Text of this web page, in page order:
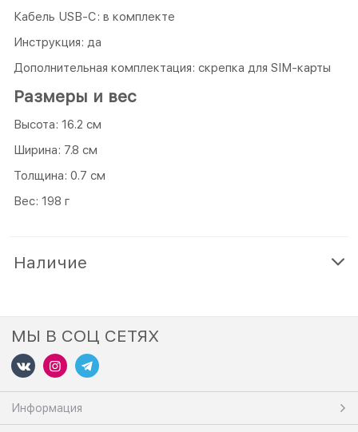
Кабель USB-C: в комплекте
Инструкция: да
Дополнительная комплектация: скрепка для SIM-карты
Размеры и вес
Высота: 16.2 см
Ширина: 7.8 см
Толщина: 0.7 см
Вес: 198 г
Наличие
МЫ В СОЦ СЕТЯХ
Информация